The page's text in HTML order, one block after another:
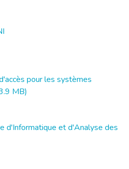
pour les systèmes
MB)
d'Informatique et d'Analyse des